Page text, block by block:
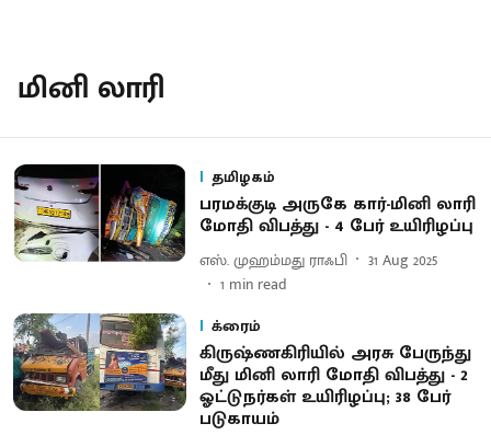
மினி லாரி
தமிழகம்
பரமக்குடி அருகே கார்-மினி லாரி
மோதி விபத்து - 4 பேர் உயிரிழப்பு
எஸ். முஹம்மது ராஃபி
31 Aug 2025
1 min read
க்ரைம்
கிருஷ்ணகிரியில் அரசு பேருந்து
மீது மினி லாரி மோதி விபத்து - 2
ஓட்டுநர்கள் உயிரிழப்பு; 38 பேர்
படுகாயம்